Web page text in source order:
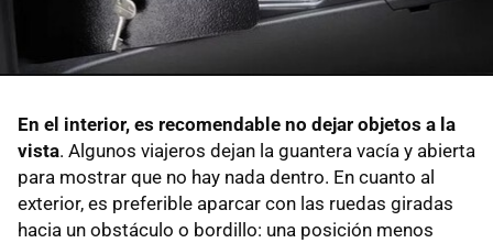
En el interior, es recomendable no dejar objetos a la
vista. Algunos viajeros dejan la guantera vacía y abierta
para mostrar que no hay nada dentro. En cuanto al
exterior, es preferible aparcar con las ruedas giradas
hacia un obstáculo o bordillo: una posición menos